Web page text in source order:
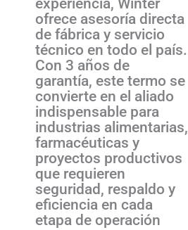
experiencia, Winter
ofrece asesoría directa
de fábrica y servicio
técnico en todo el país.
Con 3 años de
garantía, este termo se
convierte en el aliado
indispensable para
industrias alimentarias,
farmacéuticas y
proyectos productivos
que requieren
seguridad, respaldo y
eficiencia en cada
etapa de operación